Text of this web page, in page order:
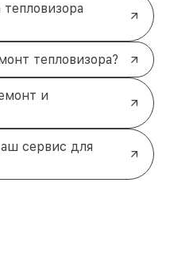
тепловизора?
и
сервис для